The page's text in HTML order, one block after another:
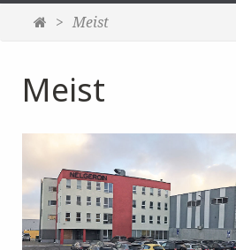
Meist
Meist